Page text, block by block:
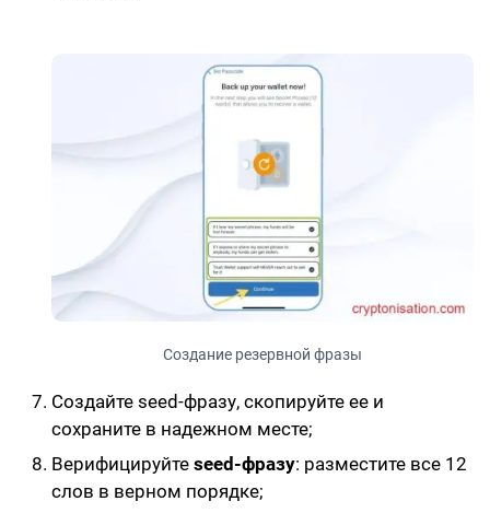
Создание резервной фразы
Создайте seed-фразу, скопируйте ее и
сохраните в надежном месте;
Верифицируйте seed-фразу: разместите все 12
слов в верном порядке;